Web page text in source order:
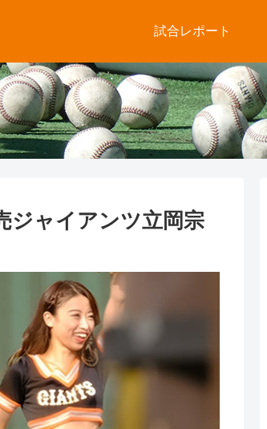
試合レポート
ジャイアンツ立岡宗